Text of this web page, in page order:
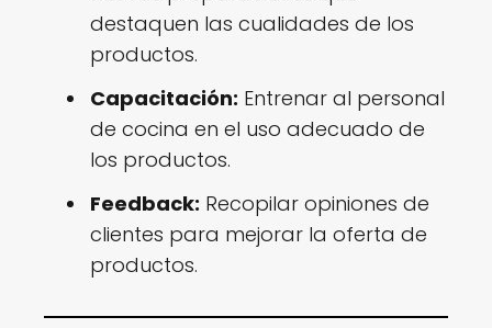
destaquen las cualidades de los
productos.
Capacitación: Entrenar al personal
de cocina en el uso adecuado de
los productos.
Feedback: Recopilar opiniones de
clientes para mejorar la oferta de
productos.